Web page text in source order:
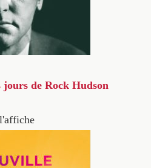
de Rock Hudson